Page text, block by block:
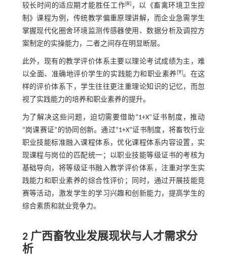
较长时间的适应期才能胜任工作[8] ，以《畜禽环境卫生控
制》课程为例，传统教学偏重原理讲解，而企业急需学生
掌握现代化圈舍环境监测传感器使用、数据分析及调控方
案制定的实操能力，二者之间存在明显断层。
此外，现有的教学评价体系主要以理论考试成绩为主，难
以全面、准确地评价学生的实践能力和职业素养 [9]。在这
样的评价体系下，学生往往更注重理论知识的记忆，而忽
视了实践能力的培养和职业素养的提升。
为了解决这些问题，迫切需要借助“1+X”证书制度，推动
“岗课赛证”的协同创新。通过“1+X”证书制度，将畜牧行业
职业技能标准融入课程体系，优化课程体系内容设置，实
现课程与岗位的匹配统一；以职业技能等级证书的考核为
基础导向，将等级证书融入教学评价体系，注重对学生实
践能力和职业素养的综合性评价；同时，通过开展技能竞
赛等活动，激发学生的学习兴趣和创新能力，提高学生的
综合素质和就业竞争力。
2 广西畜牧业发展现状与人才需求分
析